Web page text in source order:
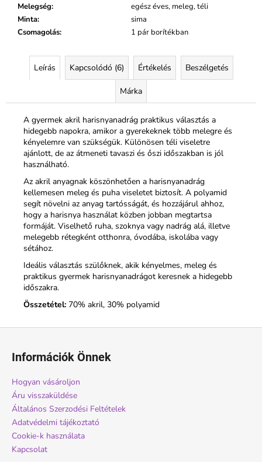
Melegség:
egész éves, meleg, téli
Minta:
sima
Csomagolás: 1 pár borítékban
Leírás Kapcsolódó (6) Értékelés Beszélgetés
Márka
A gyermek akril harisnyanadrág praktikus választás a
hidegebb napokra, amikor a gyerekeknek több melegre és
kényelemre van szükségük. Különösen téli viseletre
ajánlott, de az átmeneti tavaszi és őszi időszakban is jól
használható.
Az akril anyagnak köszönhetően a harisnyanadrág
kellemesen meleg és puha viseletet biztosít. A polyamid
segít növelni az anyag tartósságát, és hozzájárul ahhoz,
hogy a harisnya használat közben jobban megtartsa
formáját. Viselhető ruha, szoknya vagy nadrág alá, illetve
melegebb rétegként otthonra, óvodába, iskolába vagy
sétához.
Ideális választás szülőknek, akik kényelmes, meleg és
praktikus gyermek harisnyanadrágot keresnek a hidegebb
időszakra.
Összetétel: 70% akril, 30% polyamid
Információk Önnek
Hogyan vásároljon
Áru visszaküldése
Általános Szerzodési Feltételek
Adatvédelmi tájékoztató
Cookie-k használata
Kapcsolat